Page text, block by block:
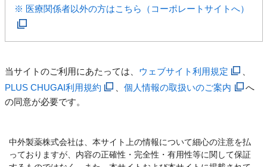
※ 医療関係者以外の方はこちら（コーポレートサイトへ）
当サイトのご利用にあたっては、 ウェブサイト利用規定
PLUS CHUGAI利用規約
、個人情報の取扱いのご案内
へ
の同意が必要です。
中外製薬株式会社は、本サイト上の情報について細心の注意を払
っておりますが、内容の正確性・完全性・有用性等に関して保証